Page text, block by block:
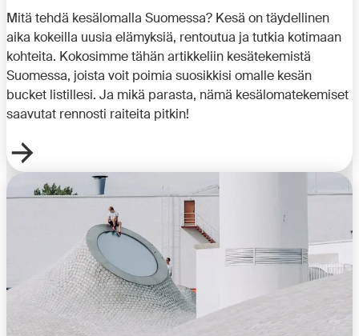
Mitä tehdä kesälomalla Suomessa? Kesä on täydellinen
aika kokeilla uusia elämyksiä, rentoutua ja tutkia kotimaan
kohteita. Kokosimme tähän artikkeliin kesätekemistä
Suomessa, joista voit poimia suosikkisi omalle kesän
bucket listillesi. Ja mikä parasta, nämä kesälomatekemiset
saavutat rennosti raiteita pitkin!